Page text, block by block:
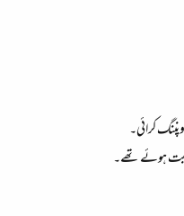
کرائی۔
ہوئے تھے۔